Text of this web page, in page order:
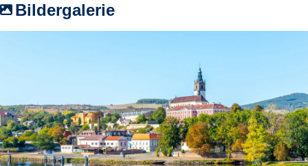
Bildergalerie